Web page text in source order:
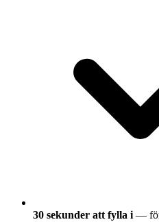
30 sekunder att fylla i —